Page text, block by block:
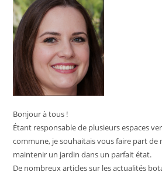
Bonjour à tous !
Étant responsable de plusieurs espaces
commune, je souhaitais vous faire part de
maintenir un jardin dans un parfait état.
De nombreux articles sur les actualités